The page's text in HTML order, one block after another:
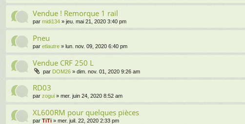
Vendue ! Remorque 1 rail
par midi134 » jeu. mai 21, 2020 3:40 pm
Pneu
par etlautre » lun. nov. 09, 2020 6:40 pm
Vendue CRF 250 L
par DOM26 » dim. nov. 01, 2020 9:26 am
RD03
par zogui » mer. juin 24, 2020 8:52 am
XL600RM pour quelques pièces
par TiTi » mer. juil. 22, 2020 2:33 pm